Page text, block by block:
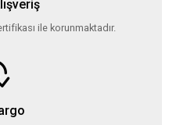
ile korunmaktadır.